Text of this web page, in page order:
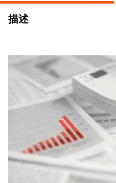
描述